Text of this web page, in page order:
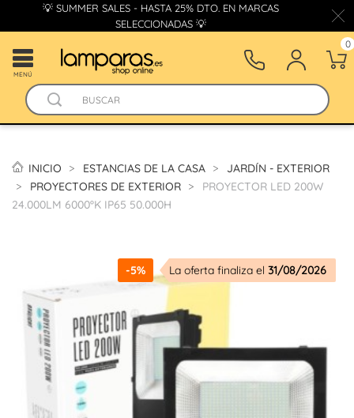
💡 SUMMER SALES - HASTA 25% DTO. EN MARCAS
SELECCIONADAS 💡
MENÚ
0
INICIO ESTANCIAS DE LA CASA
JARDÍN - EXTERIOR
PROYECTORES DE EXTERIOR
PROYECTOR LED 200W
24.000LM 6000ºK IP65 50.000H
-5% La oferta finaliza el 31/08/2026